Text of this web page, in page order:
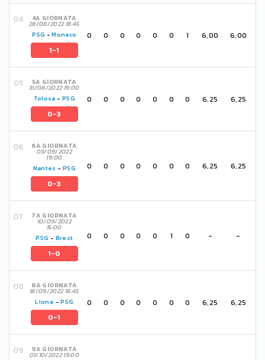
4A GIORNATA
28/08/2022 18:45
PSG -Monaco
1-1
0 0 0 0 0 0 1 6,00 6,00
5A GIORNATA
31/08/2022 19:00
Tolosa - PSG
0-3
0 0 0 0 0 0 0 6,25 6,25
6A GIORNATA
03/09/2022
19:00
Nantes - PSG
0-3
0 0 0 0 0 0 0 6,25 6,25
7A GIORNATA
10/09/2022
15:00
PSG - Brest
1-0
0 0 0 0 0 1 0 - -
8A GIORNATA
18/09/2022 18:45
Lione -PSG
0-1
0 0 0 0 0 0 0 6,25 6,25
9A GIORNATA
01/10/2022 19:00